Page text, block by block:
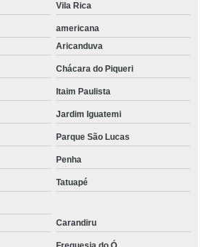
tubo americana
para tubos Cajamar
Belo
sob medida Rio Claro
sob medida Jardins
Paulínia
Vila Rica
americana
Aricanduva
Chácara do Piqueri
Itaim Paulista
Jardim Iguatemi
Parque São Lucas
Penha
Tatuapé
Carandiru